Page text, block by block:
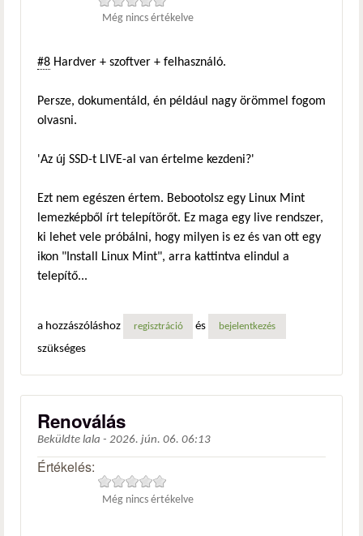
Még nincs értékelve
#8 Hardver + szoftver + felhasználó.
Persze, dokumentáld, én például nagy örömmel fogom
olvasni.
'Az új SSD-t LIVE-al van értelme kezdeni?'
Ezt nem egészen értem. Bebootolsz egy Linux Mint
lemezképből írt telepítörőt. Ez maga egy live rendszer,
ki lehet vele próbálni, hogy milyen is ez és van ott egy
ikon "Install Linux Mint", arra kattintva elindul a
telepítő...
a hozzászóláshoz regisztráció és bejelentkezés
szükséges
Renoválás
Beküldte lala - 2026. jún. 06. 06:13
Értékelés:
Még nincs értékelve